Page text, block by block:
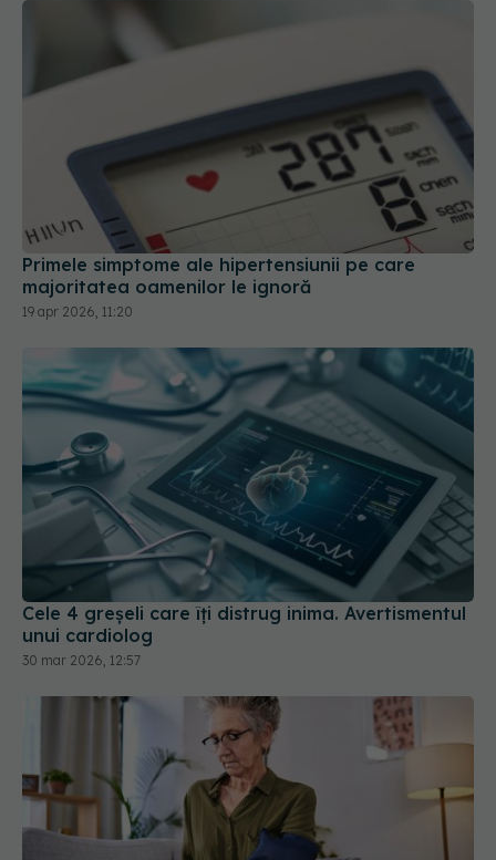
Primele simptome ale hipertensiunii pe care
majoritatea oamenilor le ignoră
19 apr 2026, 11:20
Cele 4 greșeli care îți distrug inima. Avertismentul
unui cardiolog
30 mar 2026, 12:57
Ce se întâmplă cu tensiunea arterială pe caniculă.